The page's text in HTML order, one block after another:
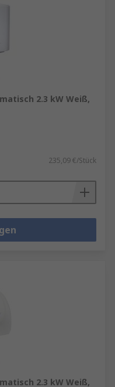
2.3 kW Weiß,
235,09 €/Stück
2.3 kW Weiß,